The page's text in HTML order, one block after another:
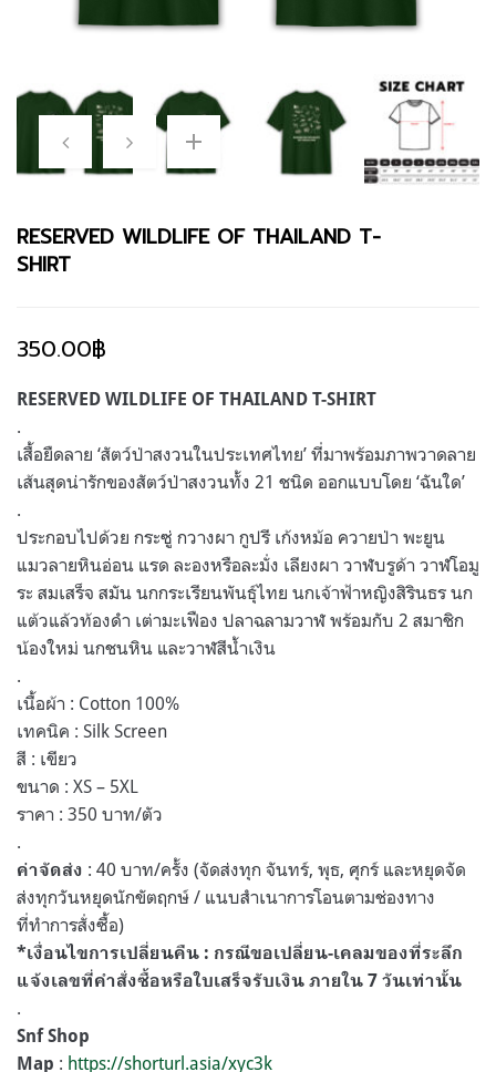
RESERVED WILDLIFE OF THAILAND T-
SHIRT
350.00฿
RESERVED WILDLIFE OF THAILAND T-SHIRT
.
เสื้อยืดลาย ‘สัตว์ป่าสงวนในประเทศไทย’ ที่มาพร้อมภาพวาดลาย
เส้นสุดน่ารักของสัตว์ป่าสงวนทั้ง 21 ชนิด ออกแบบโดย ‘ฉันใด’
.
ประกอบไปด้วย กระซู่ กวางผา กูปรี เก้งหม้อ ควายป่า พะยูน
แมวลายหินอ่อน แรด ละองหรือละมั่ง เลียงผา วาฬบรูด้า วาฬโอมู
ระ สมเสร็จ สมัน นกกระเรียนพันธุ์ไทย นกเจ้าฟ้าหญิงสิรินธร นก
แต้วแล้วท้องดำ เต่ามะเฟือง ปลาฉลามวาฬ พร้อมกับ 2 สมาชิก
น้องใหม่ นกชนหิน และวาฬสีน้ำเงิน
.
เนื้อผ้า : Cotton 100%
เทคนิค : Silk Screen
สี : เขียว
ขนาด : XS – 5XL
ราคา : 350 บาท/ตัว
.
ค่าจัดส่ง : 40 บาท/ครั้ง (จัดส่งทุก จันทร์, พุธ, ศุกร์ และหยุดจัด
ส่งทุกวันหยุดนักขัตฤกษ์ / แนบสำเนาการโอนตามช่องทาง
ที่ทำการสั่งซื้อ)
*เงื่อนไขการเปลี่ยนคืน : กรณีขอเปลี่ยน-เคลมของที่ระลึก
แจ้งเลขที่คำสั่งซื้อหรือใบเสร็จรับเงิน ภายใน 7 วันเท่านั้น
.
Snf Shop
Map : https://shorturl.asia/xyc3k